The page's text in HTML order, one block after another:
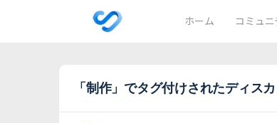
ホーム コミュニ
「制作」でタグ付けされたディス